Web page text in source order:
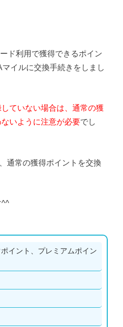
ド利用で獲得できるポイン
イルに交換手続きをしまし
ていない場合は、通常の獲
いように注意が必要でし
通常の獲得ポイントを交換
^^
イント、プレミアムポイン